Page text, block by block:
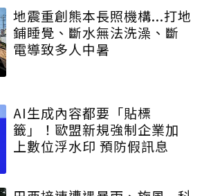
地震重創熊本長照機構...打地
鋪睡覺、斷水無法洗澡、斷
電導致多人中暑
AI生成內容都要「貼標
籤」！歐盟新規強制企業加
上數位浮水印 預防假訊息